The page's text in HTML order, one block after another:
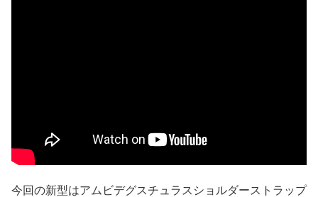
今回の新型はアムビデグスチュラスショルダーストラップ